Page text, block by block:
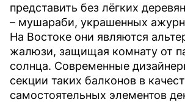
представить без лёгких
– мушараби, украшенных
На Востоке они являются
жалюзи, защищая комнату от
солнца. Современные
секции таких балконов в
самостоятельных элементов